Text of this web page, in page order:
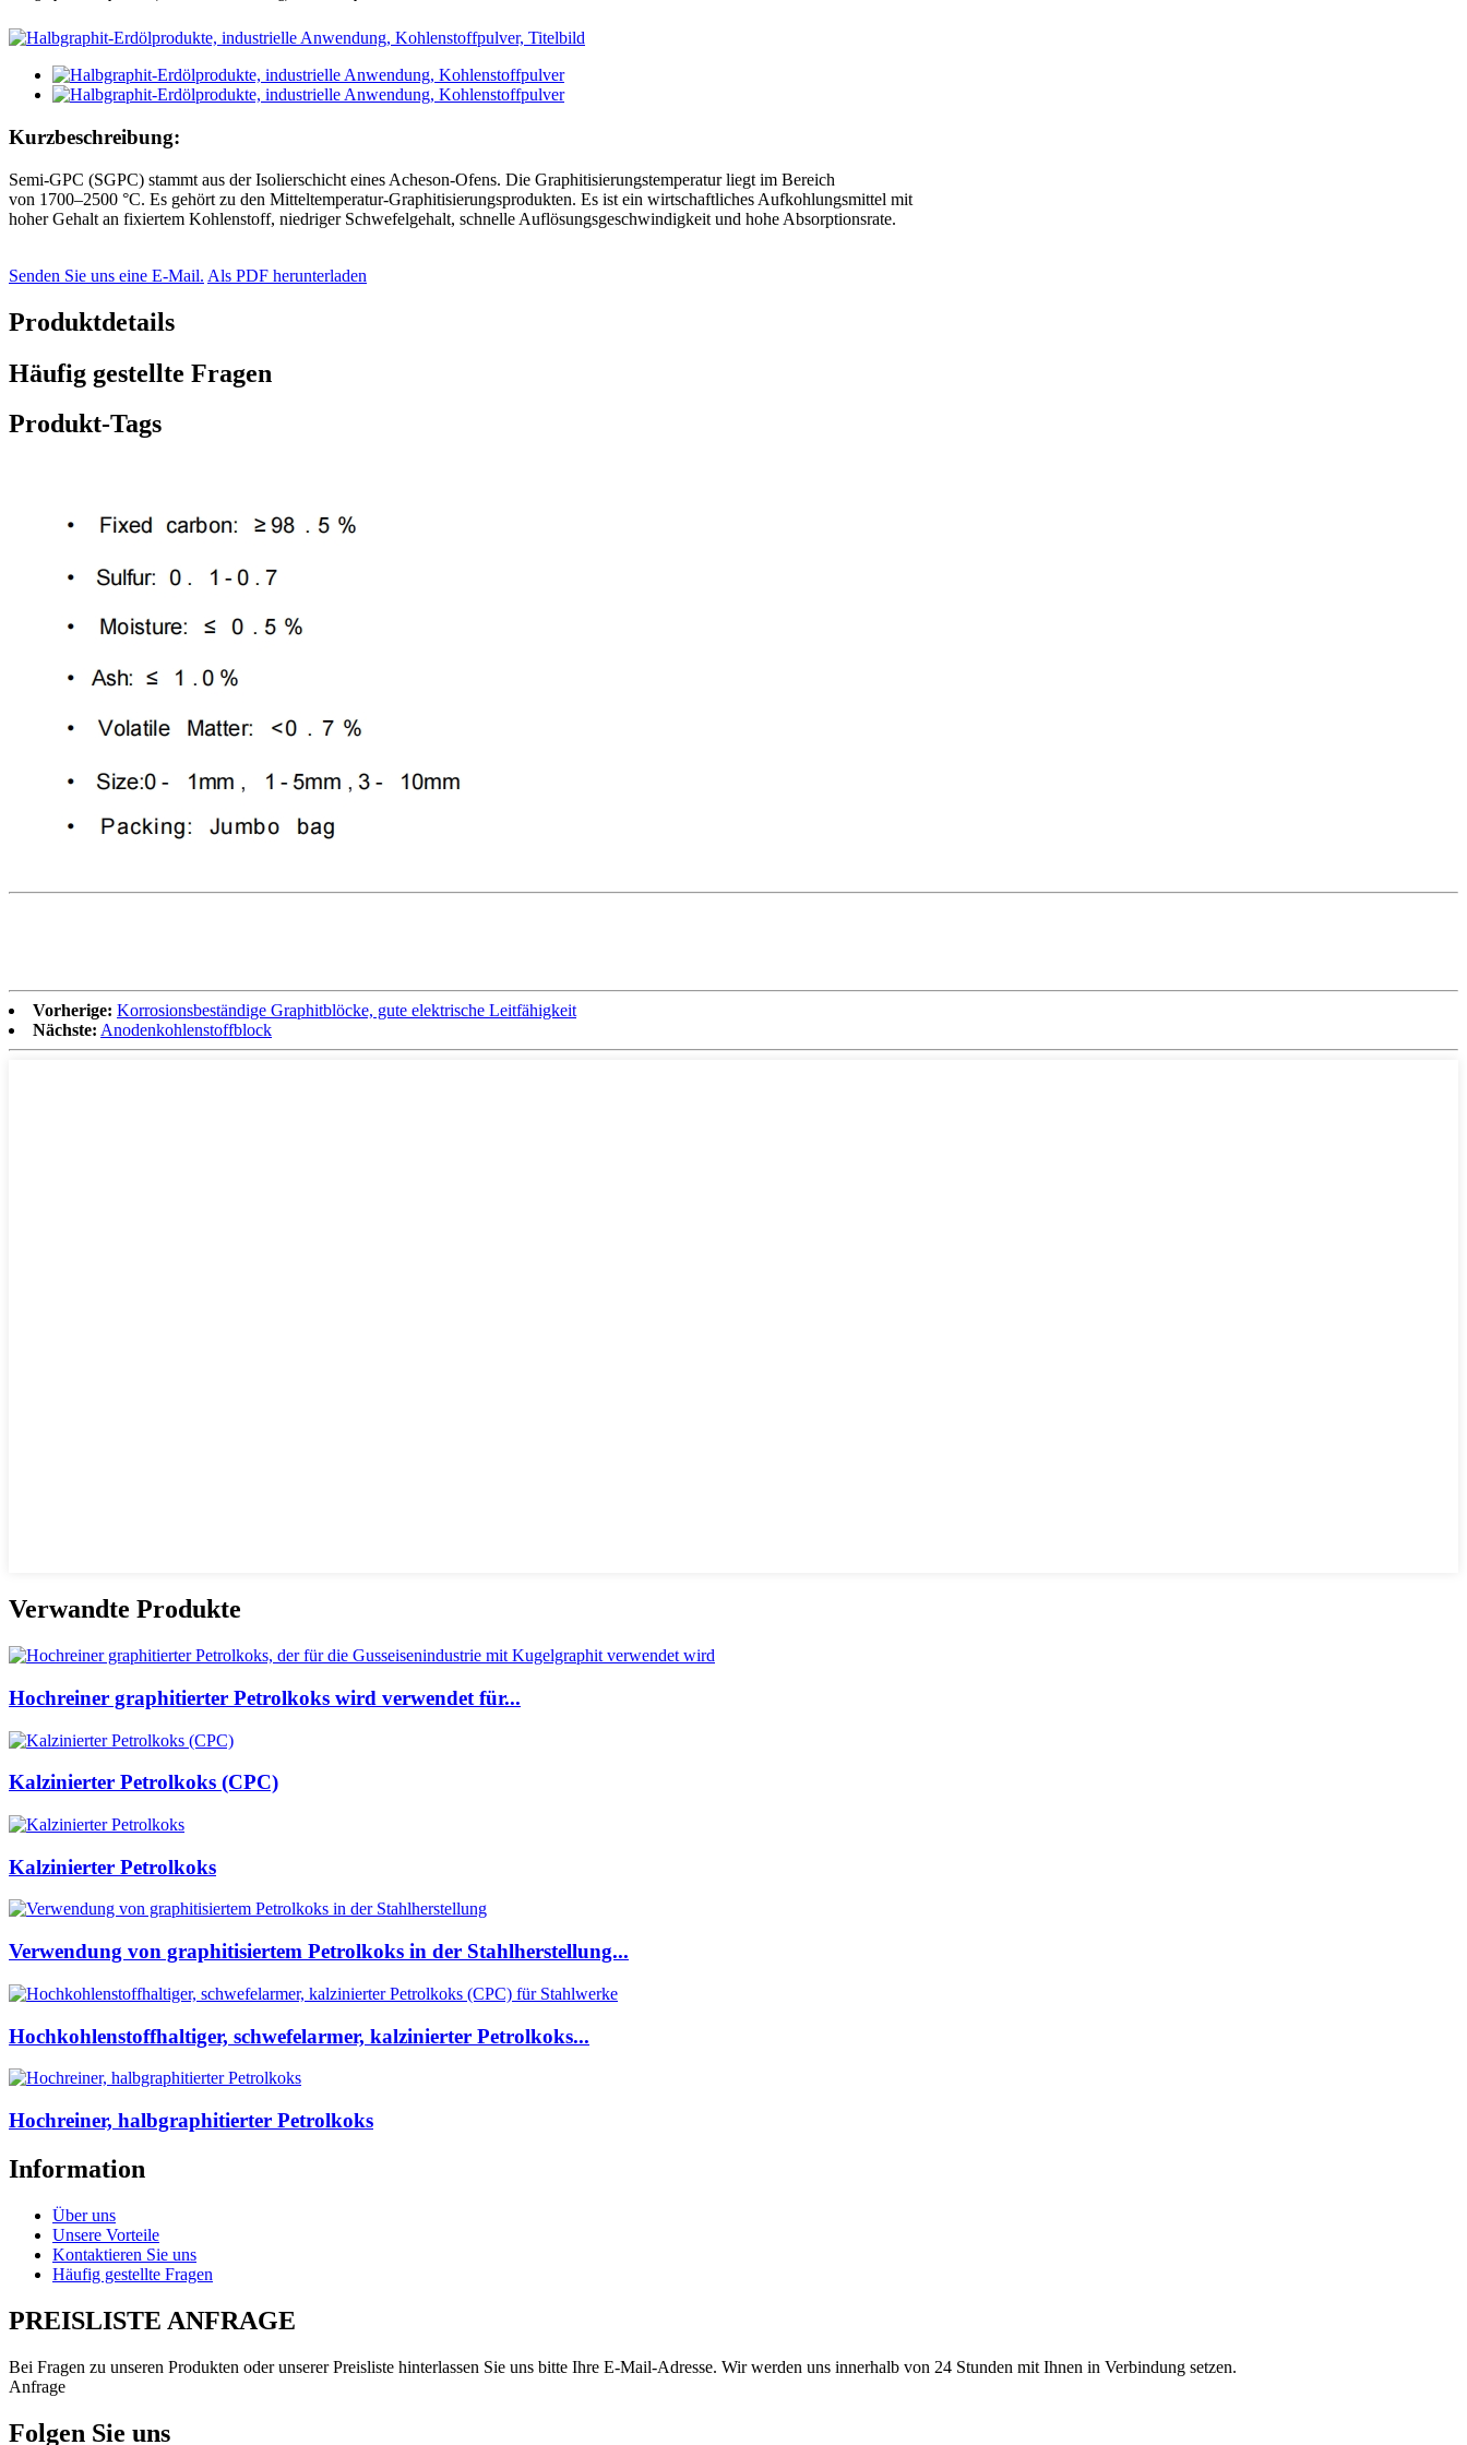
Kurzbeschreibung:
Semi-GPC (SGPC) stammt aus der Isolierschicht eines Acheson-Ofens. Die Graphitisierungstemperatur liegt im Bereich
von 1700–2500 °C. Es gehört zu den Mitteltemperatur-Graphitisierungsprodukten. Es ist ein wirtschaftliches Aufkohlungsmittel mit
hoher Gehalt an fixiertem Kohlenstoff, niedriger Schwefelgehalt, schnelle Auflösungsgeschwindigkeit und hohe Absorptionsrate.
Senden Sie uns eine E-Mail. Als PDF herunterladen
Produktdetails
Häufig gestellte Fragen
Produkt-Tags
Vorherige: Korrosionsbeständige Graphitblöcke, gute elektrische Leitfähigkeit
Nächste: Anodenkohlenstoffblock
Verwandte Produkte
Hochreiner graphitierter Petrolkoks wird verwendet für...
Kalzinierter Petrolkoks (CPC)
Kalzinierter Petrolkoks
Verwendung von graphitisiertem Petrolkoks in der Stahlherstellung...
Hochkohlenstoffhaltiger, schwefelarmer, kalzinierter Petrolkoks...
Hochreiner, halbgraphitierter Petrolkoks
Information
Über uns
Unsere Vorteile
Kontaktieren Sie uns
Häufig gestellte Fragen
PREISLISTE ANFRAGE
Bei Fragen zu unseren Produkten oder unserer Preisliste hinterlassen Sie uns bitte Ihre E-Mail-Adresse. Wir werden uns innerhalb von 24 Stunden mit Ihnen in Verbindung setzen.
Anfrage
Folgen Sie uns